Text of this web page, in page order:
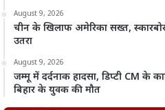
August 9, 2026
चीन के खिलाफ अमेरिका सख्त,
उतरा
August 9, 2026
जम्मू में दर्दनाक हादसा, डिप्टी CM
बिहार के युवक की मौत